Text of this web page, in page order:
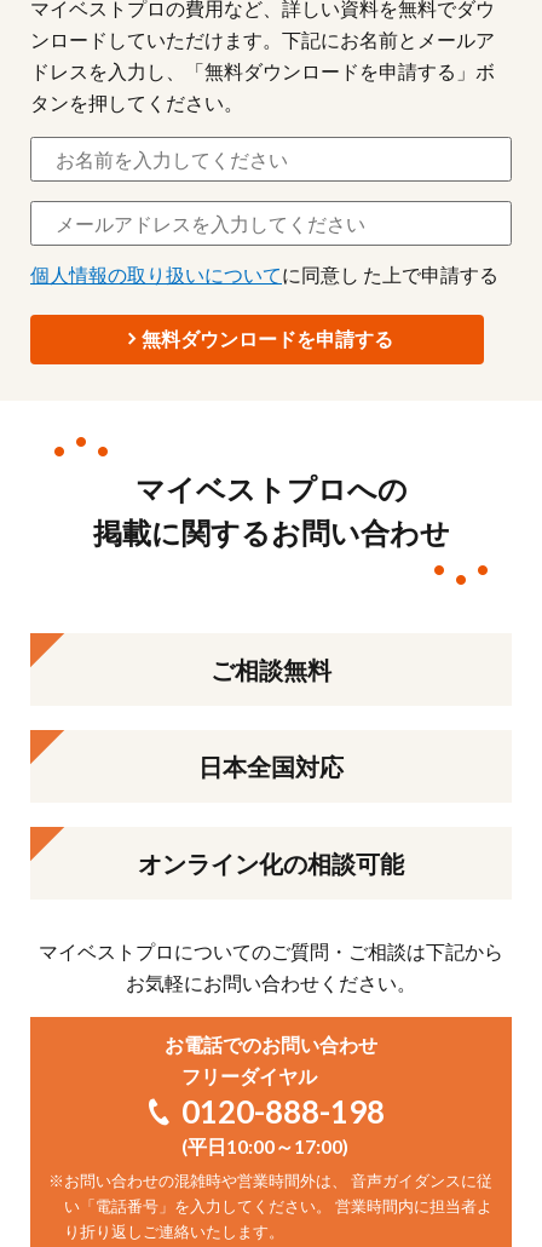
マイベストプロの費用など、詳しい資料を無料でダウ
ンロードしていただけます。下記にお名前とメールア
ドレスを入力し、「無料ダウンロードを申請する」ボ
タンを押してください。
個人情報の取り扱いについてに同意し た上で申請する
無料ダウンロードを申請する
マイベストプロへの
掲載に関するお問い合わせ
ご相談無料
日本全国対応
オンライン化の相談可能
マイベストプロについてのご質問・ご相談は下記から
お気軽にお問い合わせください。
お電話でのお問い合わせ
フリーダイヤル
0120-888-198
(平日10:00～17:00)
※お問い合わせの混雑時や営業時間外は、 音声ガイダンスに従
い「電話番号」を入力してください。 営業時間内に担当者よ
り折り返しご連絡いたします。